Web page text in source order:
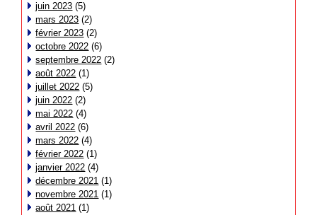
juin 2023 (5)
mars 2023 (2)
février 2023 (2)
octobre 2022 (6)
septembre 2022 (2)
août 2022 (1)
juillet 2022 (5)
juin 2022 (2)
mai 2022 (4)
avril 2022 (6)
mars 2022 (4)
février 2022 (1)
janvier 2022 (4)
décembre 2021 (1)
novembre 2021 (1)
août 2021 (1)